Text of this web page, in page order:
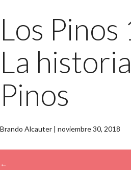
Los Pinos
La
Pinos
Brando Alcauter | noviembre 30, 2018
←